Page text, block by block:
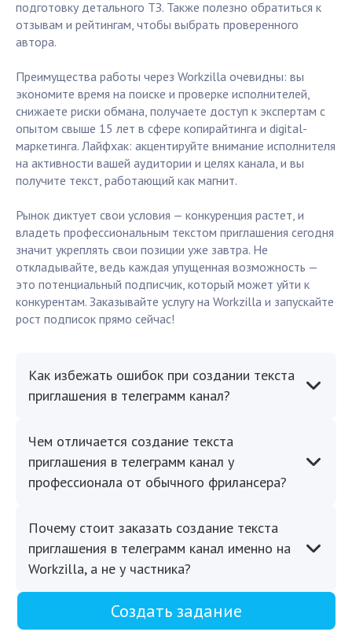
подготовку детального ТЗ. Также полезно обратиться к
отзывам и рейтингам, чтобы выбрать проверенного
автора.
Преимущества работы через Workzilla очевидны: вы
экономите время на поиске и проверке исполнителей,
снижаете риски обмана, получаете доступ к экспертам с
опытом свыше 15 лет в сфере копирайтинга и digital-
маркетинга. Лайфхак: акцентируйте внимание исполнителя
на активности вашей аудитории и целях канала, и вы
получите текст, работающий как магнит.
Рынок диктует свои условия — конкуренция растет, и
владеть профессиональным текстом приглашения сегодня
значит укреплять свои позиции уже завтра. Не
откладывайте, ведь каждая упущенная возможность —
это потенциальный подписчик, который может уйти к
конкурентам. Заказывайте услугу на Workzilla и запускайте
рост подписок прямо сейчас!
Как избежать ошибок при создании текста
приглашения в телеграмм канал?
Чем отличается создание текста
приглашения в телеграмм канал у
профессионала от обычного фрилансера?
Почему стоит заказать создание текста
приглашения в телеграмм канал именно на
Workzilla, а не у частника?
Создать задание